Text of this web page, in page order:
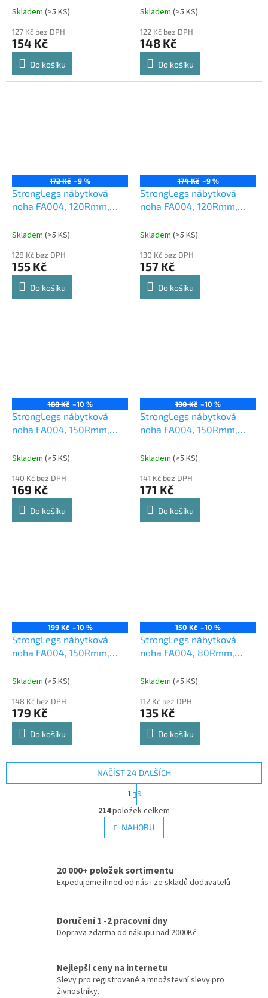
Skladem (>5 KS)
127 Kč bez DPH
154 Kč
Do košíku
Skladem (>5 KS)
122 Kč bez DPH
148 Kč
Do košíku
172 Kč –9 %
StrongLegs nábytková
noha FA004, 120Rmm,
Skladem (>5 KS)
128 Kč bez DPH
155 Kč
Do košíku
174 Kč –9 %
StrongLegs nábytková
noha FA004, 120Rmm,
Skladem (>5 KS)
130 Kč bez DPH
157 Kč
Do košíku
188 Kč –10 %
StrongLegs nábytková
noha FA004, 150Rmm,
Skladem (>5 KS)
140 Kč bez DPH
169 Kč
Do košíku
190 Kč –10 %
StrongLegs nábytková
noha FA004, 150Rmm,
Skladem (>5 KS)
141 Kč bez DPH
171 Kč
Do košíku
199 Kč –10 %
StrongLegs nábytková
noha FA004, 150Rmm,
Skladem (>5 KS)
148 Kč bez DPH
179 Kč
Do košíku
150 Kč –10 %
StrongLegs nábytková
noha FA004, 80Rmm,
Skladem (>5 KS)
112 Kč bez DPH
135 Kč
Do košíku
O
v
l
á
c
í
v
k
ý
p
i
NAČÍST 24 DALŠÍCH
S
t
r
á
n
k
á
n
1 9
214položek celkem
NAHORU
20 000+ položek sortimentu
Expedujeme ihned od nás i ze skladů dodavatelů
Doručení 1 -2 pracovní dny
Doprava zdarma od nákupu nad 2000Kč
Nejlepší ceny na internetu
Slevy pro registrované a množstevní slevy pro
živnostníky.